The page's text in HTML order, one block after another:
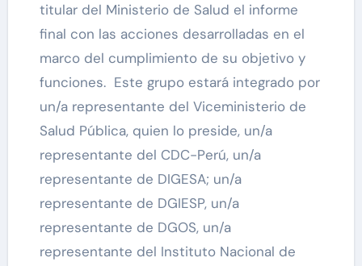
titular del Ministerio de Salud el informe
final con las acciones desarrolladas en el
marco del cumplimiento de su objetivo y
funciones. Este grupo estará integrado por
un/a representante del Viceministerio de
Salud Pública, quien lo preside, un/a
representante del CDC-Perú, un/a
representante de DIGESA; un/a
representante de DGIESP, un/a
representante de DGOS, un/a
representante del Instituto Nacional de